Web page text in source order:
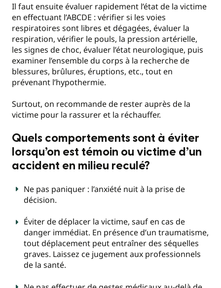
Il faut ensuite évaluer rapidement l’état de la victime
en effectuant l’ABCDE : vérifier si les voies
respiratoires sont libres et dégagées, évaluer la
respiration, vérifier le pouls, la pression artérielle,
les signes de choc, évaluer l’état neurologique, puis
examiner l’ensemble du corps à la recherche de
blessures, brûlures, éruptions, etc., tout en
prévenant l’hypothermie.
Surtout, on recommande de rester auprès de la
victime pour la rassurer et la réchauffer.
Quels comportements sont à éviter
lorsqu’on est témoin ou victime d’un
accident en milieu reculé?
Ne pas paniquer : l’anxiété nuit à la prise de
décision.
Éviter de déplacer la victime, sauf en cas de
danger immédiat. En présence d’un traumatisme,
tout déplacement peut entraîner des séquelles
graves. Laissez ce jugement aux professionnels
de la santé.